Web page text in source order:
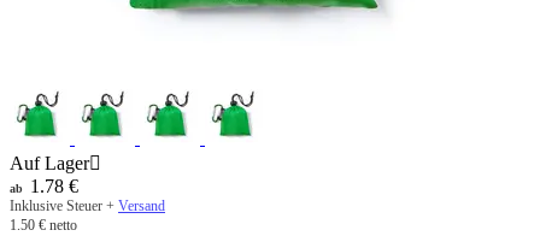
Auf Lager
ab 1.78 €
Inklusive Steuer + Versand
1.50 € netto